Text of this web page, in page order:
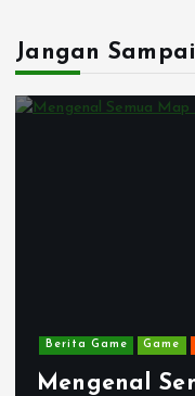
Jangan
Berita Game Game
Perbedaan